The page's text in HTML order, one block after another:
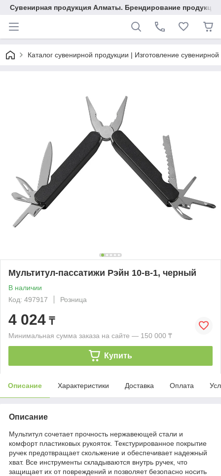
Сувенирная продукция Алматы. Брендирование
Каталог сувенирной продукции | Изготовление
Мультитул-пассатижи Рэйн 10-в-1, черный
В наличии
Код: 497917
Розница
4 024 ₸
Минимальная сумма заказа на сайте — 150 000 ₸
Купить
Описание Характеристики Доставка Оплата
Описание
Мультитул сочетает прочность нержавеющей стали и
комфорт пластиковых рукояток. Текстурированное покрытие
ручек предотвращает скольжение и обеспечивает надежный
хват. Все инструменты складываются внутрь ручек, что
защищает их от повреждений и позволяет безопасно носить